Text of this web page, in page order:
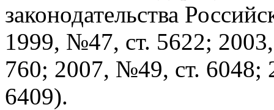
законодательства
1999, №47, ст. 5622;
760; 2007, №49, ст.
6409).